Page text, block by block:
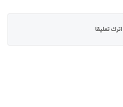
اترك تعليقا